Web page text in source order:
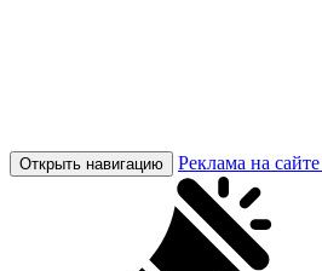
Открыть навигацию Реклама на сайте